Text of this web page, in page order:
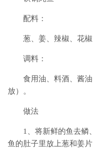
配料：
葱、姜、辣椒、花椒
调料：
食用油、料酒、酱
放）。
做法
1、将新鲜的鱼去鳞
鱼的肚子里放上葱和姜